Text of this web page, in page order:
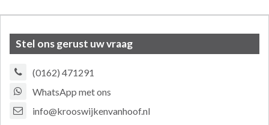
Stel ons gerust uw vraag
(0162) 471291
WhatsApp met ons
info@krooswijkenvanhoof.nl